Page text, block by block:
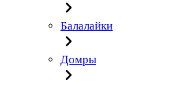
Балалайки
Домры